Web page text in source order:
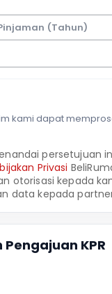
(Tahun)
kami dapat
persetujuan
Privasi
otorisasi kepada
data kepada
KPR